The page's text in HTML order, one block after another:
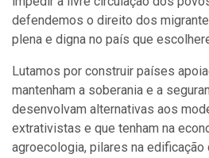
defendemos o direito dos
plena e digna no país que
Lutamos por construir países
mantenham a soberania e a
desenvolvam alternativas aos
extrativistas e que tenham na
agroecologia, pilares na